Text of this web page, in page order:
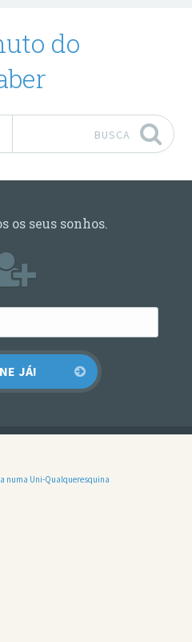
BUSCA
os seus sonhos.
numa Uni-Qualqueresquina